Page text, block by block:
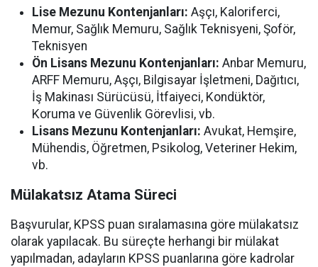
Lise Mezunu Kontenjanları: Aşçı, Kaloriferci,
Memur, Sağlık Memuru, Sağlık Teknisyeni, Şoför,
Teknisyen
Ön Lisans Mezunu Kontenjanları: Anbar Memuru,
ARFF Memuru, Aşçı, Bilgisayar İşletmeni, Dağıtıcı,
İş Makinası Sürücüsü, İtfaiyeci, Kondüktör,
Koruma ve Güvenlik Görevlisi, vb.
Lisans Mezunu Kontenjanları: Avukat, Hemşire,
Mühendis, Öğretmen, Psikolog, Veteriner Hekim,
vb.
Mülakatsız Atama Süreci
Başvurular, KPSS puan sıralamasına göre mülakatsız
olarak yapılacak. Bu süreçte herhangi bir mülakat
yapılmadan, adayların KPSS puanlarına göre kadrolar